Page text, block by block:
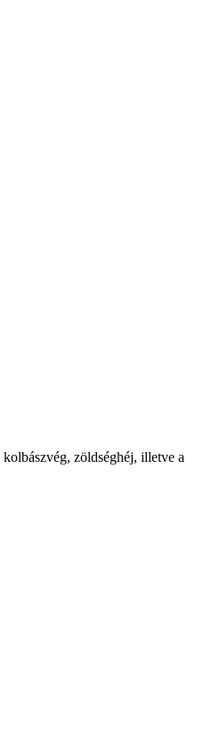
zöldséghéj, illetve a